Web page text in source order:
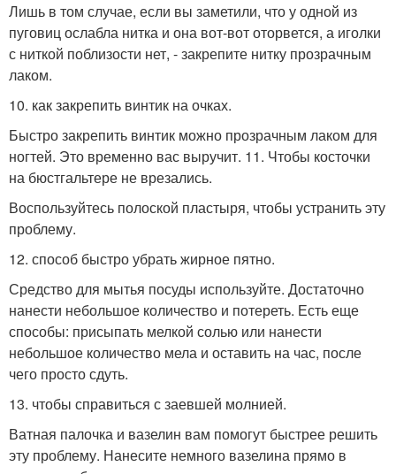
Лишь в том случае, если вы заметили, что у одной из
пуговиц ослабла нитка и она вот-вот оторвется, а иголки
с ниткой поблизости нет, - закрепите нитку прозрачным
лаком.
10. как закрепить винтик на очках.
Быстро закрепить винтик можно прозрачным лаком для
ногтей. Это временно вас выручит. 11. Чтобы косточки
на бюстгальтере не врезались.
Воспользуйтесь полоской пластыря, чтобы устранить эту
проблему.
12. способ быстро убрать жирное пятно.
Средство для мытья посуды используйте. Достаточно
нанести небольшое количество и потереть. Есть еще
способы: присыпать мелкой солью или нанести
небольшое количество мела и оставить на час, после
чего просто сдуть.
13. чтобы справиться с заевшей молнией.
Ватная палочка и вазелин вам помогут быстрее решить
эту проблему. Нанесите немного вазелина прямо в